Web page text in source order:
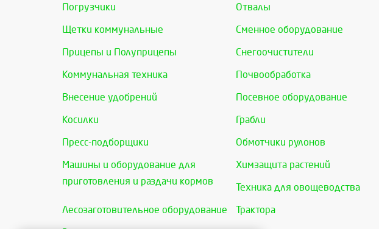
Погрузчики Отвалы
Щетки коммунальные Сменное оборудование
Прицепы и Полуприцепы Снегоочистители
Коммунальная техника Почвообработка
Внесение удобрений Посевное оборудование
Косилки Грабли
Пресс-подборщики Обмотчики рулонов
Машины и оборудование для
приготовления и раздачи кормов
Химзащита растений
Техника для овощеводства
Лесозаготовительное оборудование Трактора